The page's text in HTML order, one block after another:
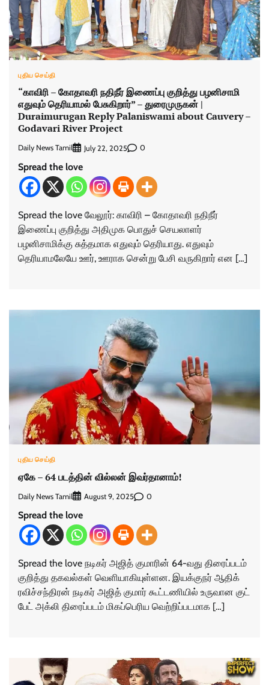
புதிய செய்தி
“காவிரி – கோதாவரி நதிநீர் இணைப்பு குறித்து பழனிசாமி
எதுவும் தெரியாமல் பேசுகிறார்” – துரைமுருகன் |
Duraimurugan Reply Palaniswami about Cauvery –
Godavari River Project
Daily News Tamil July 22, 2025 0
Spread the love
Spread the love வேலூர்: காவிரி – கோதாவரி நதிநீர்
இணைப்பு குறித்து அதிமுக பொதுச் செயலாளர்
பழனிசாமிக்கு சுத்தமாக எதுவும் தெரியாது. எதுவும்
தெரியாமலேயே ஊர், ஊராக சென்று பேசி வருகிறார் என […]
புதிய செய்தி
ஏகே – 64 படத்தின் வில்லன் இவர்தானாம்!
Daily News Tamil August 9, 2025 0
Spread the love
Spread the love நடிகர் அஜித் குமாரின் 64-வது திரைப்படம்
குறித்து தகவல்கள் வெளியாகியுள்ளன. இயக்குநர் ஆதிக்
ரவிச்சந்திரன் நடிகர் அஜித் குமார் கூட்டணியில் உருவான குட்
பேட் அக்லி திரைப்படம் மிகப்பெரிய வெற்றிப்படமாக […]